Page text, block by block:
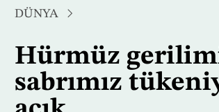
DÜNYA
Hürmüz gerilimi
sabrımız